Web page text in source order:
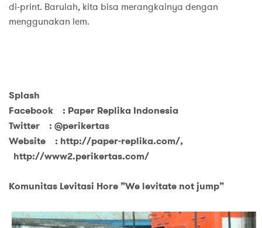
di-print. Barulah, kita bisa merangkainya dengan
menggunakan lem.
Splash
Facebook : Paper Replika Indonesia
Twitter : @perikertas
Website : http://paper-replika.com/,
http://www2.perikertas.com/
Komunitas Levitasi Hore ”We levitate not jump”